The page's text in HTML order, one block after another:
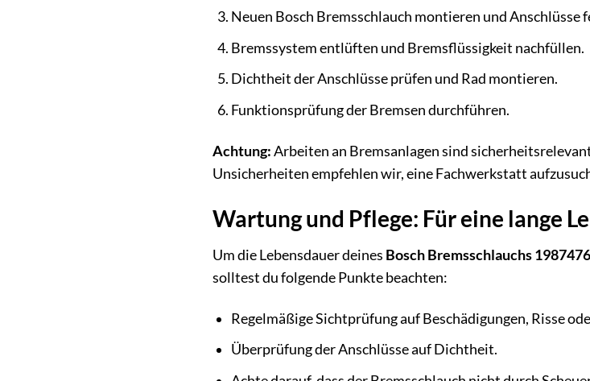
Neuen Bosch Bremsschlauch montieren und Anschlüsse
Bremssystem entlüften und Bremsflüssigkeit nachfüllen.
Dichtheit der Anschlüsse prüfen und Rad montieren.
Funktionsprüfung der Bremsen durchführen.
Achtung:Arbeiten an Bremsanlagen sind
Unsicherheiten empfehlen wir, eine Fachwerkstatt
Wartung und Pflege: Für eine lange
Um die Lebensdauer deines Bosch Bremsschlauchs
solltest du folgende Punkte beachten:
Regelmäßige Sichtprüfung auf Beschädigungen, Risse
Überprüfung der Anschlüsse auf Dichtheit.